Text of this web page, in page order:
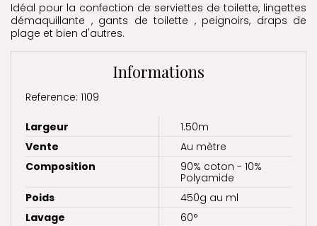
Idéal pour la confection de serviettes de toilette, lingettes
démaquillante , gants de toilette , peignoirs, draps de
plage et bien d'autres.
Informations
Reference: 1109
Largeur
1.50m
Vente
Au mètre
Composition
90% coton - 10%
Polyamide
Poids
450g au ml
Lavage
60°